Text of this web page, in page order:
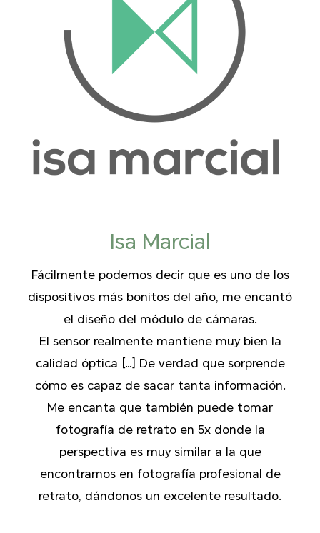
Isa Marcial
Fácilmente podemos decir que es uno de los
dispositivos más bonitos del año, me encantó
el diseño del módulo de cámaras.
El sensor realmente mantiene muy bien la
calidad óptica […] De verdad que sorprende
cómo es capaz de sacar tanta información.
Me encanta que también puede tomar
fotografía de retrato en 5x donde la
perspectiva es muy similar a la que
encontramos en fotografía profesional de
retrato, dándonos un excelente resultado.